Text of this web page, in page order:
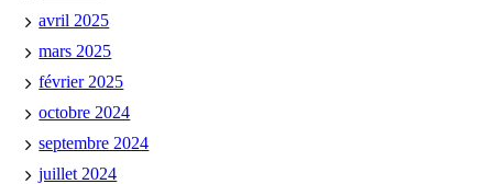
avril 2025
mars 2025
février 2025
octobre 2024
septembre 2024
juillet 2024